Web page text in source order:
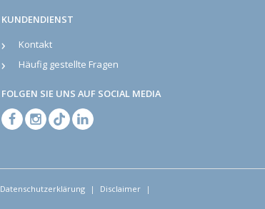
KUNDENDIENST
Kontakt
Häufig gestellte Fragen
FOLGEN SIE UNS AUF SOCIAL MEDIA
Datenschutzerklärung Disclaimer